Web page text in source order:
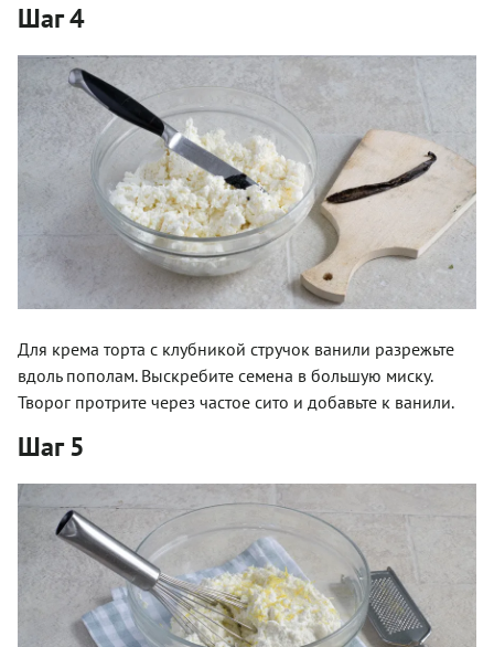
Шаг 4
Для крема торта с клубникой стручок ванили разрежьте
вдоль пополам. Выскребите семена в большую миску.
Творог протрите через частое сито и добавьте к ванили.
Шаг 5